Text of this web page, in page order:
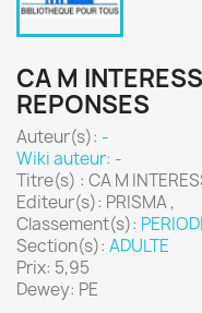
CA M
REPONSES
Auteur(s): -
Wiki auteur: -
Titre(s) : CA M
Editeur(s): PRISMA ,
Classement(s):
Section(s): ADULTE
Prix: 5,95
Dewey: PE